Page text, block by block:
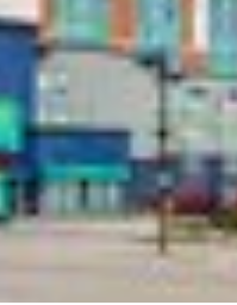
Ireland
English
United
Ásia-Pacífico
Australia
English